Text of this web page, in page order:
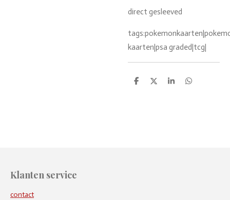
direct gesleeved
kaarten|psa graded|tcg|
D
D
S
D
Klanten service
contact